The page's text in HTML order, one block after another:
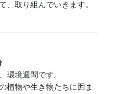
、取り組んでいきます。
環境週間です。
植物や生き物たちに囲ま